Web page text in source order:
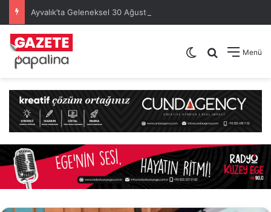
Menü
Arama yap
Dış görünümü